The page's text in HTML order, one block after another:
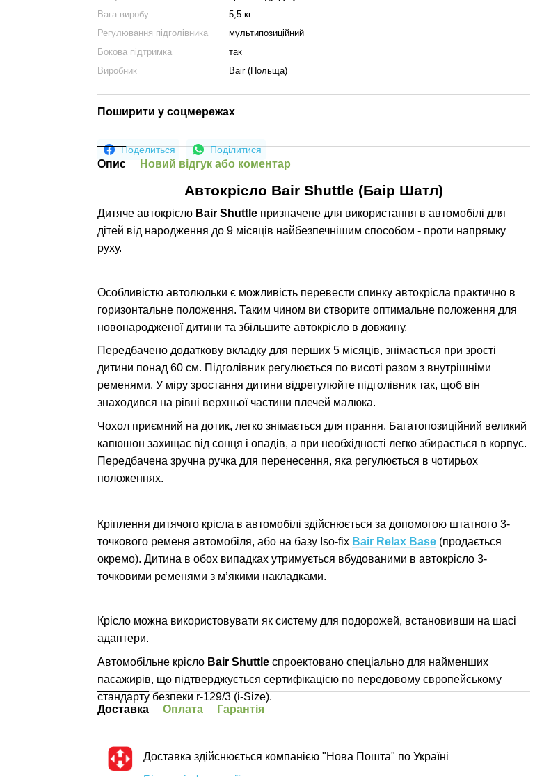
Вага виробу
5,5 кг
Регулювання підголівника
мультипозиційний
Бокова підтримка
так
Виробник
Bair (Польща)
Поширити у соцмережах
Поделиться Поділитися
Опис Новий відгук або коментар
Автокрісло Bair Shuttle (Баір Шатл)
Дитяче автокрісло Bair Shuttle призначене для використання в автомобілі для
дітей від народження до 9 місяців найбезпечнішим способом - проти напрямку
руху.
Особливістю автолюльки є можливість перевести спинку автокрісла практично в
горизонтальне положення. Таким чином ви створите оптимальне положення для
новонародженої дитини та збільшите автокрісло в довжину.
Передбачено додаткову вкладку для перших 5 місяців, знімається при зрості
дитини понад 60 см. Підголівник регулюється по висоті разом з внутрішніми
ременями. У міру зростання дитини відрегулюйте підголівник так, щоб він
знаходився на рівні верхньої частини плечей малюка.
Чохол приємний на дотик, легко знімається для прання. Багатопозиційний великий
капюшон захищає від сонця і опадів, а при необхідності легко збирається в корпус.
Передбачена зручна ручка для перенесення, яка регулюється в чотирьох
положеннях.
Кріплення дитячого крісла в автомобілі здійснюється за допомогою штатного 3-
точкового ременя автомобіля, або на базу Iso-fix Bair Relax Base (продається
окремо). Дитина в обох випадках утримується вбудованими в автокрісло 3-
точковими ременями з м’якими накладками.
Крісло можна використовувати як систему для подорожей, встановивши на шасі
адаптери.
Автомобільне крісло Bair Shuttle спроектовано спеціально для найменших
пасажирів, що підтверджується сертифікацією по передовому європейському
стандарту безпеки r-129/3 (i-Size).
Доставка
Оплата Гарантія
Доставка здійснюється компанією "Нова Пошта" по Україні